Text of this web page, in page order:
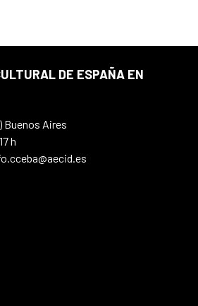
DE ESPAÑA EN
Buenos Aires
h